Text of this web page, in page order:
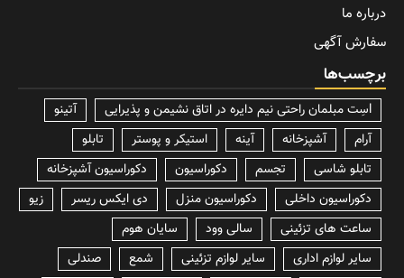
درباره ما
سفارش آگهی
برچسب‌ها
lسِت مبلمان راحتی نیم دایره در اتاق نشیمن و پذیرایی
آتینو
آرام
آشپزخانه آینه استیکر و پوستر
تابلو
تابلو شاسی
تجسم دکوراسیون
دکوراسیون آشپزخانه
دکوراسیون داخلی
دکوراسیون منزل دی ایکس ریسر
زیو
ساعت های تزئینی
سالی وود
سایان هوم
سایر لوازم اداری
سایر لوازم تزئینی شمع
صندلی